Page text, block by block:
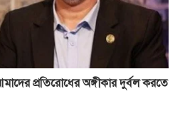
প্রতিরোধের অঙ্গীকার দুর্বল করতে